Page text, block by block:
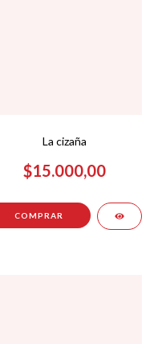
La cizaña
$15.000,00